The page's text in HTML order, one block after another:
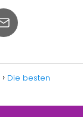
Die besten